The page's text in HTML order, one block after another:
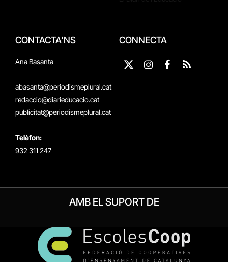
CONTACTA'NS
Ana Basanta
abasanta@periodismeplural.cat
redaccio@diarieducacio.cat
publicitat@periodismeplural.cat
Telèfon:
932 311 247
CONNECTA
X
InstagramFacebook
RSS
AMB EL SUPORT DE